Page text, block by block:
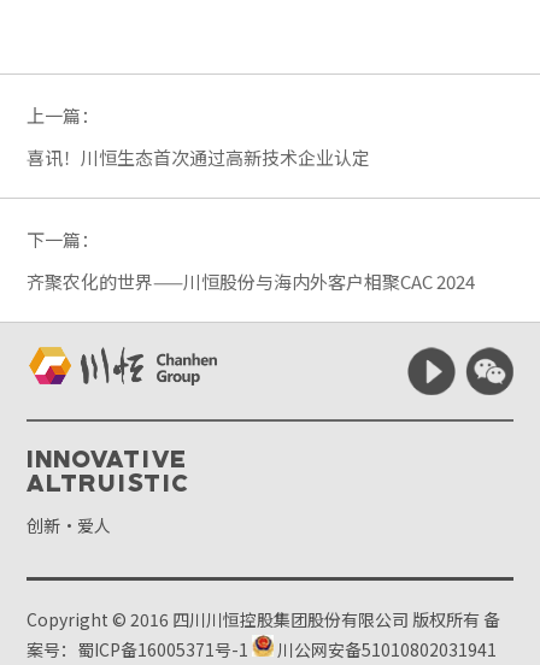
上一篇：
喜讯！川恒生态首次通过高新技术企业认定
下一篇：
齐聚农化的世界——川恒股份与海内外客户相聚CAC 2024
Innovative
Altruistic
创新·爱人
Copyright © 2016 四川川恒控股集团股份有限公司 版权所有备
案号：蜀ICP备16005371号-1
川公网安备51010802031941